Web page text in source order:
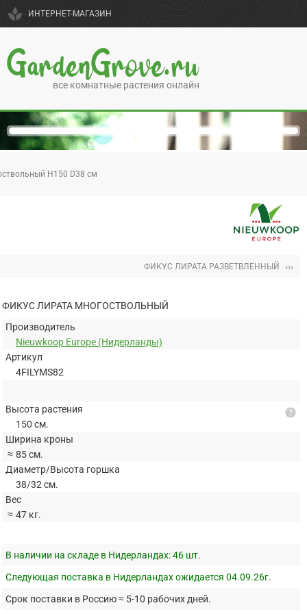
spa ИНТЕРНЕТ-МАГАЗИН
GardenGrove.ru
все комнатные растения онлайн
H150 D38 см
ФИКУС ЛИРАТА РАЗВЕТВЛЕННЫЙ ›››
ФИКУС ЛИРАТА МНОГОСТВОЛЬНЫЙ
Производитель
Nieuwkoop Europe (Нидерланды)
Артикул
4FILYMS82
Высота растения
150 см.
Ширина кроны
≈ 85 см.
Диаметр/Высота горшка
38/32 см.
Вес
≈ 47 кг.
help
В наличии на складе в Нидерландах:46 шт.
Следующая поставка в Нидерландах ожидается 04.09.26г.
Срок поставки в Россию ≈ 5-10 рабочих дней.